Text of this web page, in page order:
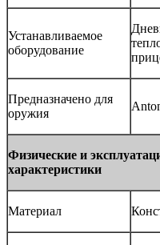
Устанавливаемое
оборудование
Предназначено для
оружия
Физические и
характеристики
Материал